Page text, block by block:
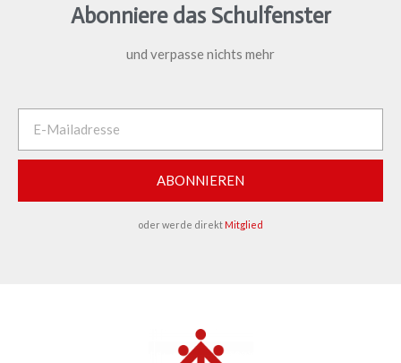
Abonniere das Schulfenster
und verpasse nichts mehr
ABONNIEREN
oder werde direkt Mitglied